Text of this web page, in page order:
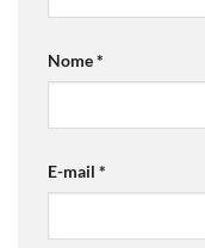
Nome*
E-mail *